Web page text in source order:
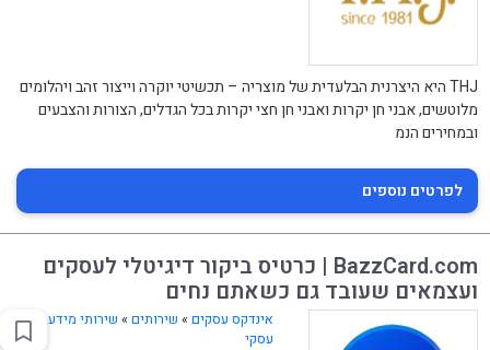
THJ היא היצרנית הבלעדית של מוצריה – תכשיטי יוקרה וייצור זהב ויהלומים
מלוטשים, אבני חן יקרות ואבני חן חצי יקרות בכל הגדלים, הצורות והצבעים
ובמחירים הנמ
לפרטים נוספים
BazzCard.com | כרטיס ביקור דיגיטלי לעסקים
ועצמאים שעובד גם כשאתם נחים
אינדקס עסקים » שירותים» שירותי מידע
עסקי